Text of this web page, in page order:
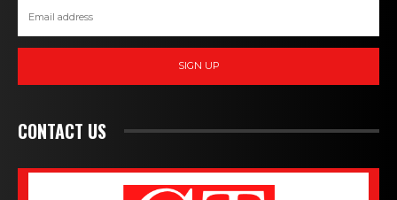
SIGN UP
CONTACT US